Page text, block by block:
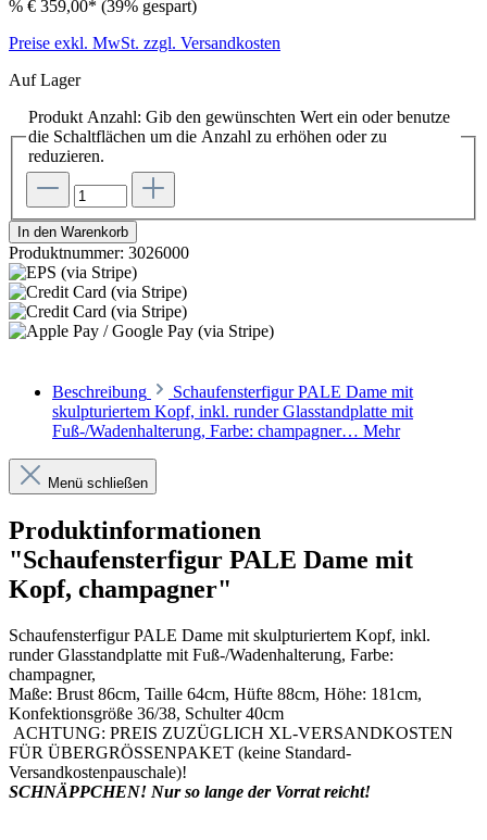
% € 359,00* (39% gespart)
Preise exkl. MwSt. zzgl. Versandkosten
Auf Lager
Produkt Anzahl: Gib den gewünschten Wert ein oder benutze
die Schaltflächen um die Anzahl zu erhöhen oder zu
reduzieren.
In den Warenkorb
Produktnummer: 3026000
Beschreibung
Schaufensterfigur PALE Dame mit
skulpturiertem Kopf, inkl. runder Glasstandplatte mit
Fuß-/Wadenhalterung, Farbe: champagner… Mehr
Menü schließen
Produktinformationen
"Schaufensterfigur PALE Dame mit
Kopf, champagner"
Schaufensterfigur PALE Dame mit skulpturiertem Kopf, inkl.
runder Glasstandplatte mit Fuß-/Wadenhalterung, Farbe:
champagner,
Maße: Brust 86cm, Taille 64cm, Hüfte 88cm, Höhe: 181cm,
Konfektionsgröße 36/38, Schulter 40cm
ACHTUNG: PREIS ZUZÜGLICH XL-VERSANDKOSTEN
FÜR ÜBERGRÖSSENPAKET (keine Standard-
Versandkostenpauschale)!
SCHNÄPPCHEN! Nur so lange der Vorrat reicht!